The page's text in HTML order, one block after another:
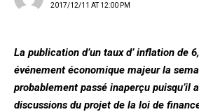
2017/12/11 AT 12:00 PM
La publication d’un taux d’ inflation de
événement économique majeur la
probablement passé inaperçu puisqu’il
discussions du projet de la loi de